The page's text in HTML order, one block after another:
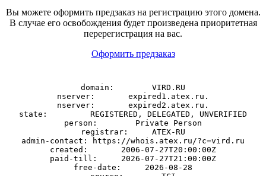
Вы можете оформить предзаказ на регистрацию этого домена.
В случае его освобождения будет произведена приоритетная
перерегистрация на вас.
Оформить предзаказ
domain:        VIRD.RU
nserver:       expired1.atex.ru.
nserver:       expired2.atex.ru.
state:         REGISTERED, DELEGATED, UNVERIFIED
person:        Private Person
registrar:     ATEX-RU
admin-contact: https://whois.atex.ru/?c=vird.ru
created:       2006-07-27T20:00:00Z
paid-till:     2026-07-27T21:00:00Z
free-date:     2026-08-28